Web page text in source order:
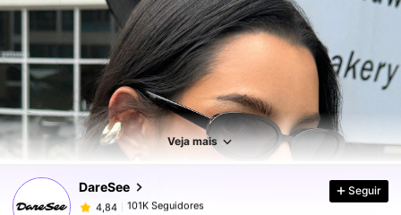
Veja mais
DareSee
4,84 101K Seguidores
4,84 101K Seguidores
4,84
101K Seguidores
j***m
pago1 dia atrás
Seguir